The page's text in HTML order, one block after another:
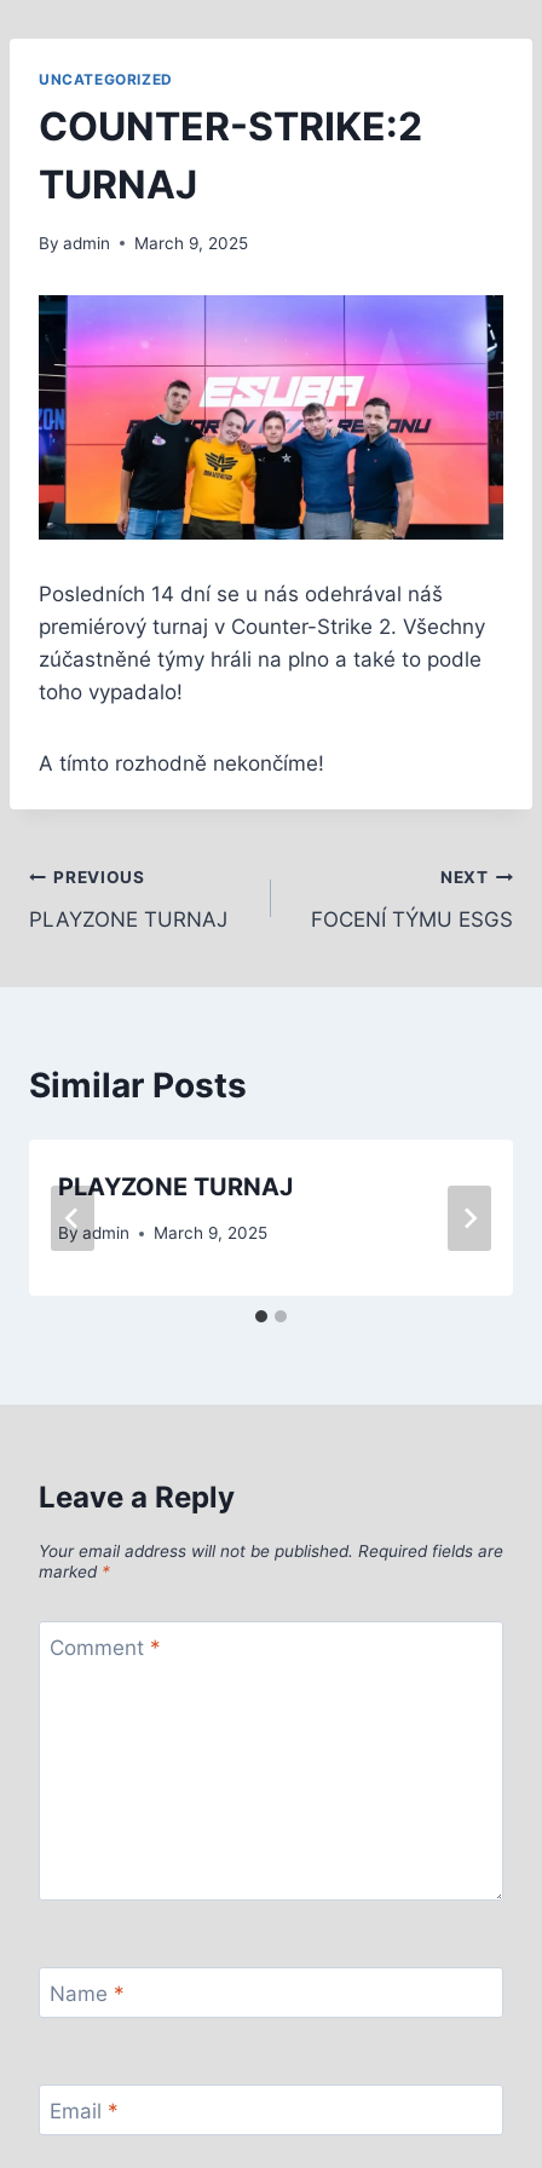
UNCATEGORIZED
COUNTER-STRIKE:2
TURNAJ
By admin March 9, 2025
Posledních 14 dní se u nás odehrával náš
premiérový turnaj v Counter-Strike 2. Všechny
zúčastněné týmy hráli na plno a také to podle
toho vypadalo!
A tímto rozhodně nekončíme!
PREVIOUS
PLAYZONE TURNAJ
NEXT
FOCENÍ TÝMU ESGS
Similar Posts
PLAYZONE TURNAJ
By admin March 9, 2025
Leave a Reply
Your email address will not be published. Required fields are
marked *
Comment *
Name *
Email *